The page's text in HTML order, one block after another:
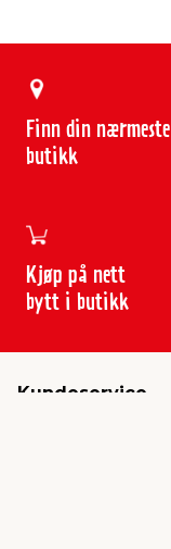
Finn din nærmeste
butikk
Kjøp på nett
bytt i butikk
Kundeservice